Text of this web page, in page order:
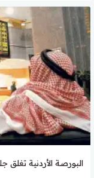
البورصة الأردنية تغلق